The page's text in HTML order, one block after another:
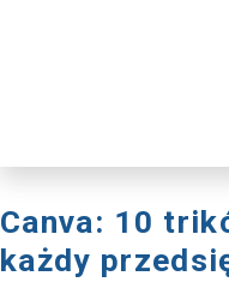
Canva: 10
każdy